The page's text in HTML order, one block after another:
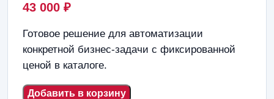
43 000 ₽
Готовое решение для автоматизации
конкретной бизнес-задачи с фиксированной
ценой в каталоге.
Добавить в корзину